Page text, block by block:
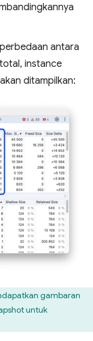
antara
instance
ditampilkan:
gambaran
untuk